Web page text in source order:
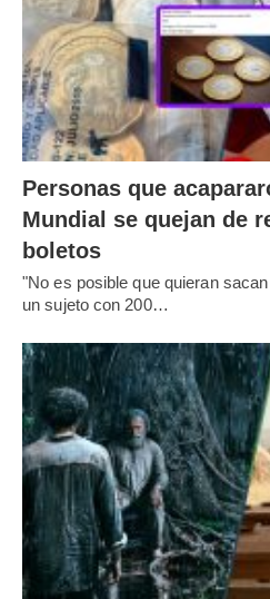
Personas que
Mundial se quejan de
boletos
"No es posible que quieran
un sujeto con 200…